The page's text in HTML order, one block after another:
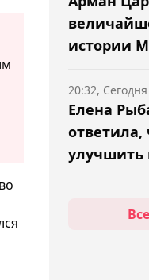
истории
Елена
ответила,
улучшить
20:32, Сегодня
"Шахтёр"